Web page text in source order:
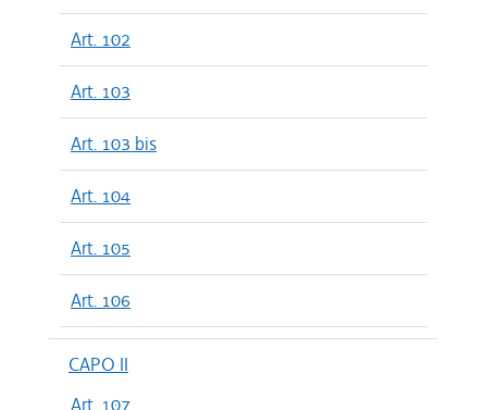
Art. 102
Art. 103
Art. 103 bis
Art. 104
Art. 105
Art. 106
CAPO II
Art. 107